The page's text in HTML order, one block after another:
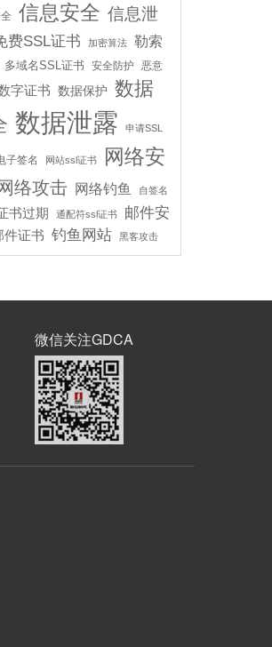
信息安全 信息泄
费SSL证书 加密算法
勒索
多域名SSL证书 安全防护 恶意
字证书 数据保护 数据
数据泄露 申请SSL
子签名 网站ssl证书
网络安
网络攻击 网络钓鱼 自签名
书过期 通配符ssl证书
邮件安
件证书 钓鱼网站 黑客攻击
微信关注GDCA